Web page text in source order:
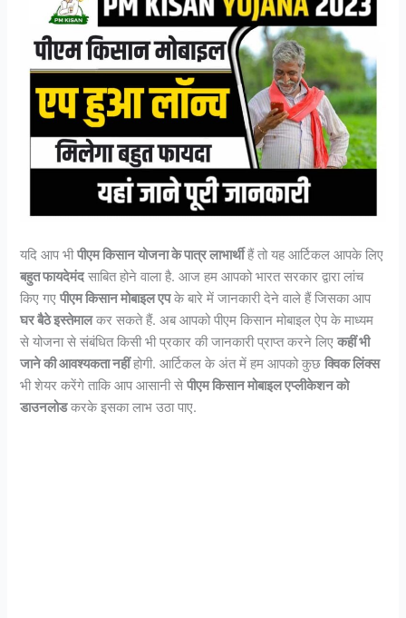
यदि आप भीपीएम किसान योजना के पात्र लाभार्थीहैं तो यह आर्टिकल आपके लिए
बहुत फायदेमंदसाबित होने वाला है. आज हम आपको भारत सरकार द्वारा लांच
किए गएपीएम किसान मोबाइल एपके बारे में जानकारी देने वाले हैं जिसका आप
घर बैठे इस्तेमालकर सकते हैं. अब आपको पीएम किसान मोबाइल ऐप के माध्यम
से योजना से संबंधित किसी भी प्रकार की जानकारी प्राप्त करने लिएकहीं भी
जाने की आवश्यकता नहींहोगी. आर्टिकल के अंत में हम आपको कुछक्विक लिंक्स
भी शेयर करेंगे ताकि आप आसानी सेपीएम किसान मोबाइल एप्लीकेशन को
डाउनलोडकरके इसका लाभ उठा पाए.